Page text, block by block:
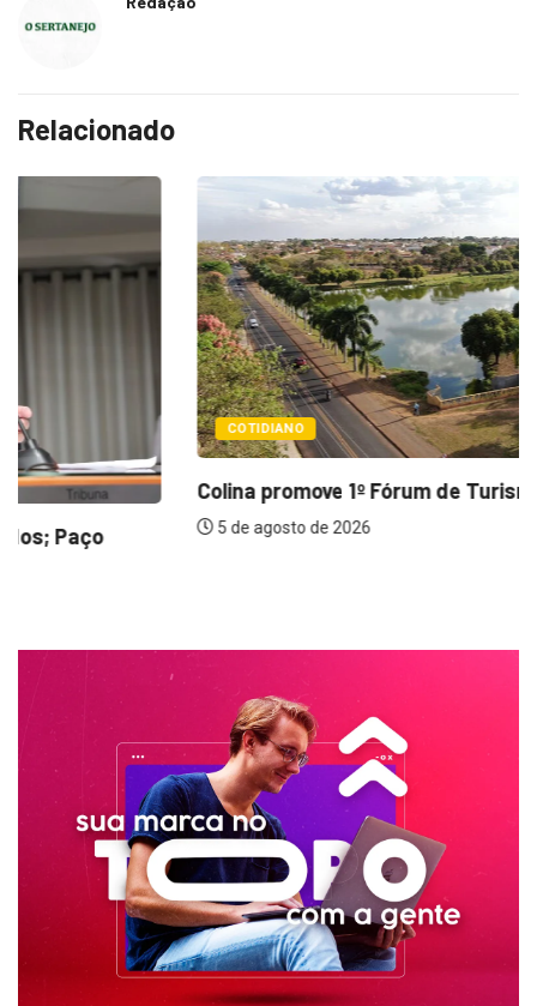
Relacionado
Colina promove 1º Fórum de Turismo para...
5 de agosto de 2026